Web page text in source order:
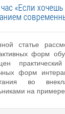
«Если
статье
форм
форм
во
на примере